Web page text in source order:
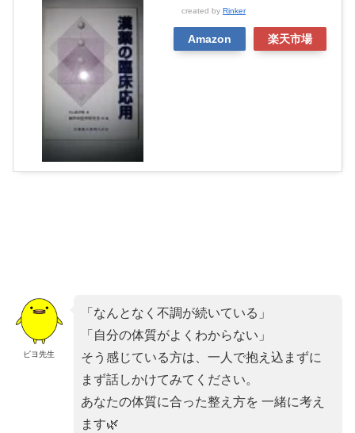
created by Rinker
Amazon 楽天市場
ピヨ先生
「なんとなく不調が続いている」
「自分の体質がよくわからない」
そう感じている方は、一人で抱え込まずに
まず話しかけてみてください。
あなたの体質に合った整え方を 一緒に考え
ます🌿